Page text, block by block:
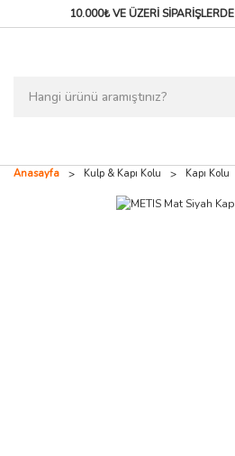
10.000₺ VE ÜZERİ SİPARİŞLERDE
Anasayfa Kulp & Kapı Kolu Kapı Kolu